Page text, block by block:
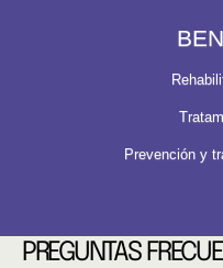
Prevención y
PREGUNTAS